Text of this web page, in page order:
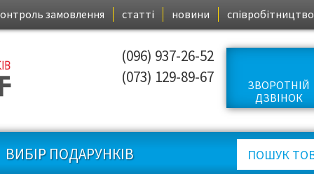
замовлення статті новини співробітництво
(096) 937-26-52
(073) 129-89-67
ЗВОРОТНІЙ
ДЗВІНОК
ВИБІР ПОДАРУНКІВ